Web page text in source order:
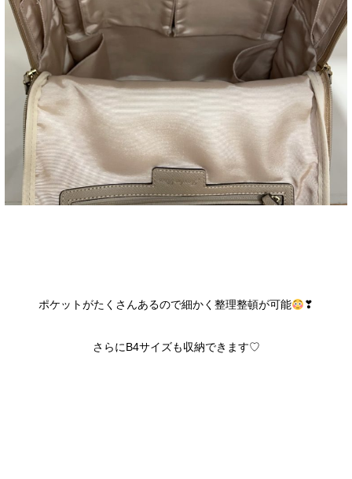
ポケットがたくさんあるので細かく整理整頓が可能 ❣
さらにB4サイズも収納できます♡